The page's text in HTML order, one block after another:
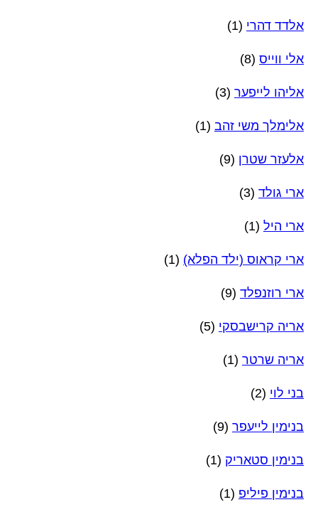
אלדד דהרי (1)
אלי ווייס (8)
אליהו לייפער (3)
אלימלך משי זהב (1)
אלעזר שטרן (9)
ארי גולד (3)
ארי היל (1)
ארי קראוס (ילד הפלא) (1)
ארי רוזנפלד (9)
אריה קרישבסקי (5)
אריה שרטר (1)
בני לוי (2)
בנימין לייעפר (9)
בנימין סטאריק (1)
בנימין פיליפ (1)